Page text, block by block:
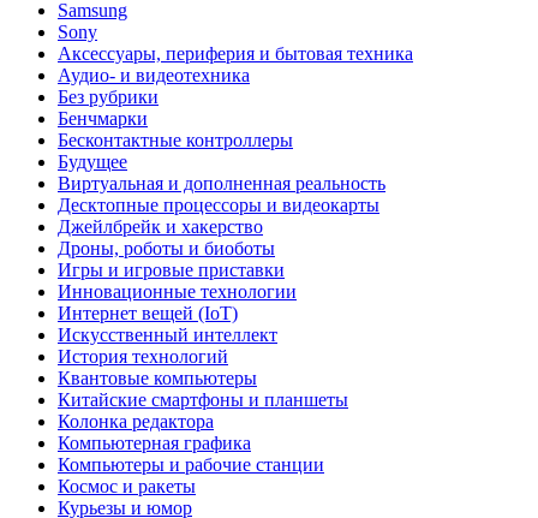
Samsung
Sony
Аксессуары, периферия и бытовая техника
Аудио- и видеотехника
Без рубрики
Бенчмарки
Бесконтактные контроллеры
Будущее
Виртуальная и дополненная реальность
Десктопные процессоры и видеокарты
Джейлбрейк и хакерство
Дроны, роботы и биоботы
Игры и игровые приставки
Инновационные технологии
Интернет вещей (IoT)
Искусственный интеллект
История технологий
Квантовые компьютеры
Китайские смартфоны и планшеты
Колонка редактора
Компьютерная графика
Компьютеры и рабочие станции
Космос и ракеты
Курьезы и юмор